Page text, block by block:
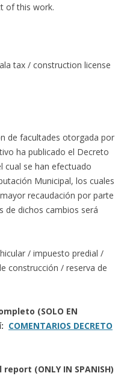
of this work.
tax / construction license
de facultades otorgada por
ha publicado el Decreto
cual se han efectuado
Municipal, los cuales
recaudación por parte
de dichos cambios será
/ impuesto predial /
construcción / reserva de
(SOLO EN
COMENTARIOS DECRETO
(ONLY IN SPANISH)